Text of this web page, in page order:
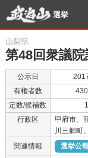
選挙
山梨県
第48回衆議
公示日
有権者数
定数/候補数
行政区
甲府市、
川三郷町
関連情報
選挙公報